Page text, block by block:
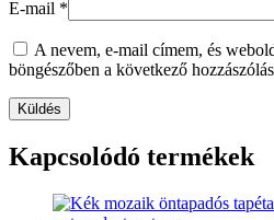
E-mail *
A nevem, e-mail címem, és
böngészőben a következő
Kapcsolódó termékek